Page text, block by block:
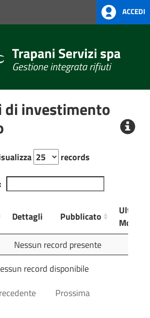
ACCEDI
di investimento
records
Dettagli Pubblicato
Ultima
Dettagli Pubblicato
Nessun record presente
record disponibile
Prossima